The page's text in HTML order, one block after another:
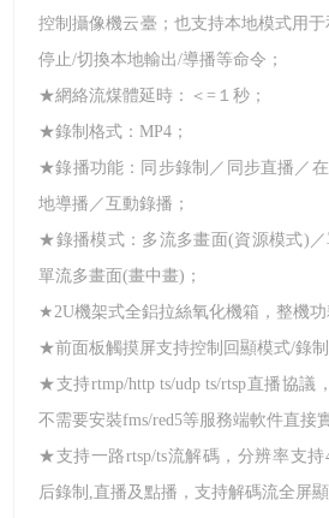
控制攝像機云臺；也支持本地模式用
停止/切換本地輸出/導播等命令；
★網絡流煤體延時：＜=１秒；
★錄制格式：MP4；
★錄播功能：同步錄制／同步直播／
地導播／互動錄播；
★錄播模式：多流多畫面(資源模式)
單流多畫面(畫中畫)；
★2U機架式全鋁拉絲氧化機箱，整機
★前面板觸摸屏支持控制回顯模式/錄制
★支持rtmp/http ts/udp ts/rtsp直播協議
不需要安裝fms/red5等服務端軟件直接
★支持一路rtsp/ts流解碼，分辨率支
后錄制,直播及點播，支持解碼流全屏